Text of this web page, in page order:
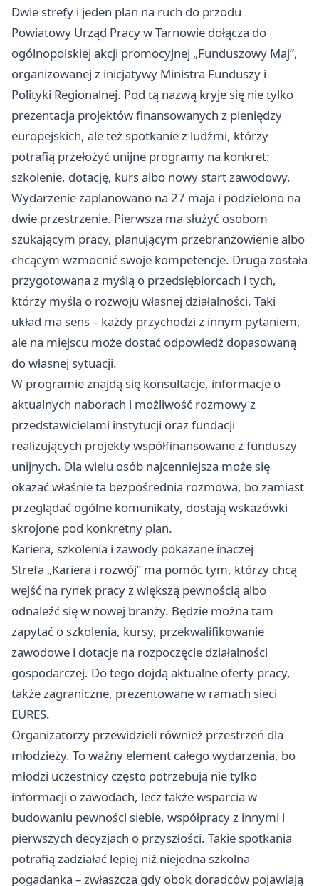
Dwie strefy i jeden plan na ruch do przodu
Powiatowy Urząd Pracy w Tarnowie dołącza do
ogólnopolskiej akcji promocyjnej „Funduszowy Maj”,
organizowanej z inicjatywy Ministra Funduszy i
Polityki Regionalnej. Pod tą nazwą kryje się nie tylko
prezentacja projektów finansowanych z pieniędzy
europejskich, ale też spotkanie z ludźmi, którzy
potrafią przełożyć unijne programy na konkret:
szkolenie, dotację, kurs albo nowy start zawodowy.
Wydarzenie zaplanowano na 27 maja i podzielono na
dwie przestrzenie. Pierwsza ma służyć osobom
szukającym pracy, planującym przebranżowienie albo
chcącym wzmocnić swoje kompetencje. Druga została
przygotowana z myślą o przedsiębiorcach i tych,
którzy myślą o rozwoju własnej działalności. Taki
układ ma sens – każdy przychodzi z innym pytaniem,
ale na miejscu może dostać odpowiedź dopasowaną
do własnej sytuacji.
W programie znajdą się konsultacje, informacje o
aktualnych naborach i możliwość rozmowy z
przedstawicielami instytucji oraz fundacji
realizujących projekty współfinansowane z funduszy
unijnych. Dla wielu osób najcenniejsza może się
okazać właśnie ta bezpośrednia rozmowa, bo zamiast
przeglądać ogólne komunikaty, dostają wskazówki
skrojone pod konkretny plan.
Kariera, szkolenia i zawody pokazane inaczej
Strefa „Kariera i rozwój” ma pomóc tym, którzy chcą
wejść na rynek pracy z większą pewnością albo
odnaleźć się w nowej branży. Będzie można tam
zapytać o szkolenia, kursy, przekwalifikowanie
zawodowe i dotacje na rozpoczęcie działalności
gospodarczej. Do tego dojdą aktualne oferty pracy,
także zagraniczne, prezentowane w ramach sieci
EURES.
Organizatorzy przewidzieli również przestrzeń dla
młodzieży. To ważny element całego wydarzenia, bo
młodzi uczestnicy często potrzebują nie tylko
informacji o zawodach, lecz także wsparcia w
budowaniu pewności siebie, współpracy z innymi i
pierwszych decyzjach o przyszłości. Takie spotkania
potrafią zadziałać lepiej niż niejedna szkolna
pogadanka – zwłaszcza gdy obok doradców pojawiają